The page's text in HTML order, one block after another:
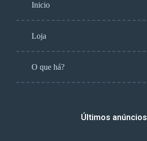
Inicio
Loja
O que há?
Últimos anúncios